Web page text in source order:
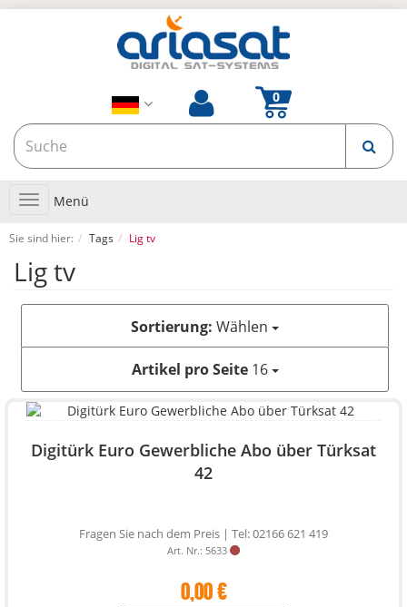
Toggle
navigation
Menü
Sie sind hier: Tags Lig tv
Lig tv
Sortierung: Wählen
Artikel pro Seite16
Digitürk Euro Gewerbliche Abo über Türksat
42
Fragen Sie nach dem Preis | Tel: 02166 621 419
Art. Nr.: 5633
0,00 €